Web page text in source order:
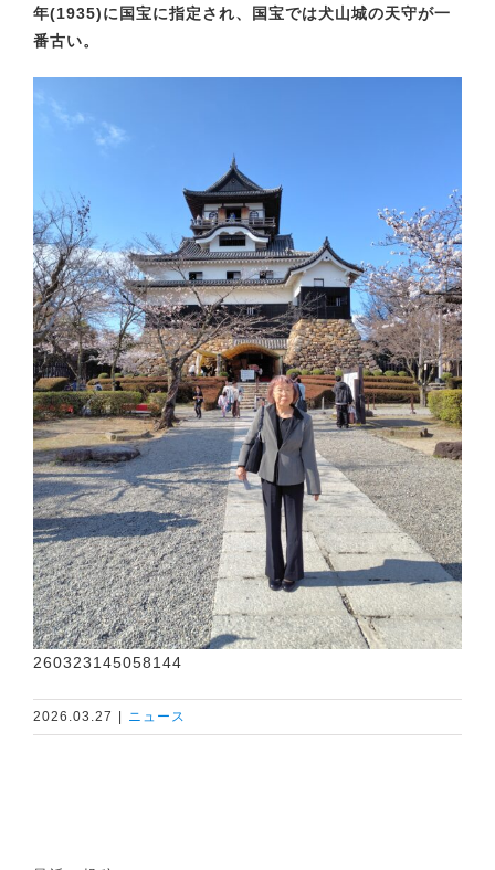
年(1935)に国宝に指定され、国宝では犬山城の天守が一
番古い。
260323145058144
2026.03.27 | ニュース